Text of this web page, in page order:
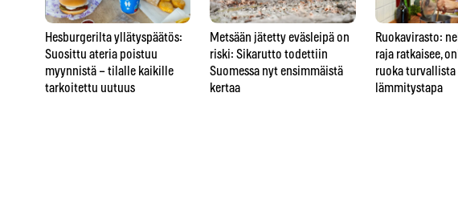
Hesburgerilta yllätyspäätös:
Suosittu ateria poistuu
myynnistä – tilalle kaikille
tarkoitettu uutuus
Metsään jätetty eväsleipä on
riski: Sikarutto todettiin
Suomessa nyt ensimmäistä
kertaa
Ruokavirasto:
raja ratkaisee,
ruoka
lämmitystapa